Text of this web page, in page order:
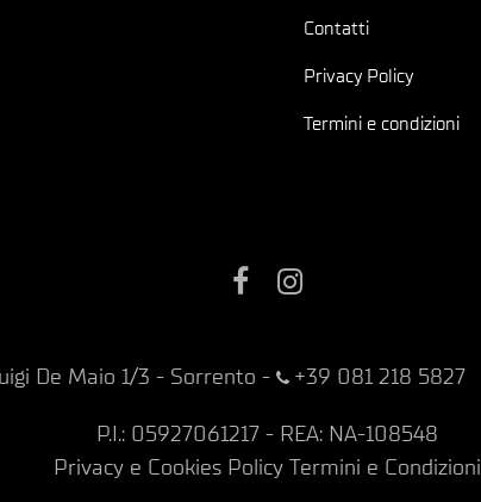
Contatti
Privacy Policy
Termini e condizioni
Facebook
De Maio 1/3 - Sorrento - +39 081 218 5827
P.I.: 05927061217 - REA: NA-108548
Privacy e Cookies Policy Termini e Condizioni